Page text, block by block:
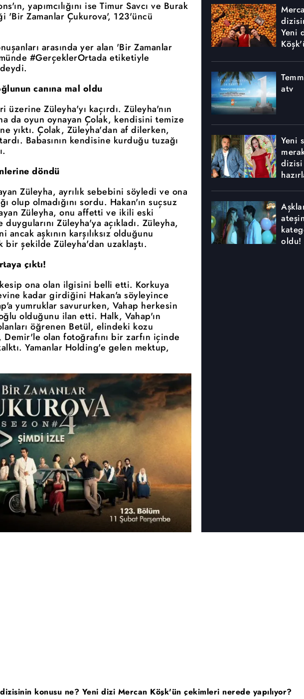
yapımcılığını ise Timur Savcı ve Burak
'Bir Zamanlar Çukurova', 123'üncü
arasında yer alan 'Bir Zamanlar
#GerçeklerOrtada etiketiyle
canına mal oldu
üzerine Züleyha'yı kaçırdı. Züleyha'nın
da oyun oynayan Çolak, kendisini temize
yıktı. Çolak, Züleyha'dan af dilerken,
Babasının kendisine kurduğu tuzağı
döndü
Züleyha, ayrılık sebebini söyledi ve ona
olup olmadığını sordu. Hakan'ın suçsuz
Züleyha, onu affetti ve ikili eski
Züleyha'ya açıkladı. Züleyha,
aşkının karşılıksız olduğunu
bir şekilde Züleyha'dan uzaklaştı.
çıktı!
ona olan ilgisini belli etti. Korkuya
kadar girdiğini Hakan'a söyleyince
yumruklar savururken, Vahap herkesin
olduğunu ilan etti. Halk, Vahap'ın
öğrenen Betül, elindeki kozu
Demir'le olan fotoğrafını bir zarfın içinde
Yamanlar Holding'e gelen mektup,
Yeni
atv
Yeni
oldu!
konusu ne? Yeni dizi Mercan Köşk'ün çekimleri nerede yapılıyor?